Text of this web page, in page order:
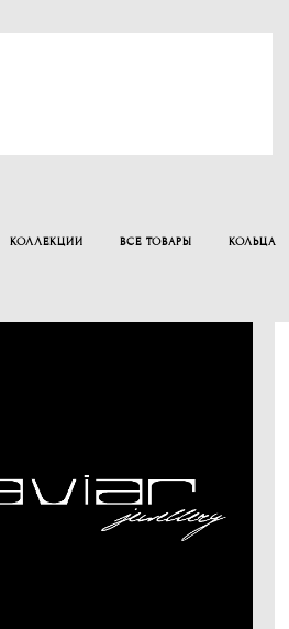
КОЛЛЕКЦИИ ВСЕ ТОВАРЫ КОЛЬЦА